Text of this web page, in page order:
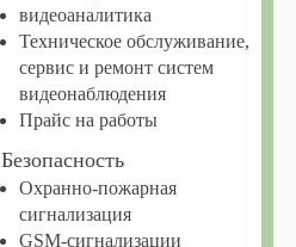
видеоаналитика
Техническое обслуживание,
сервис и ремонт систем
видеонаблюдения
Прайс на работы
Безопасность
Охранно-пожарная
сигнализация
GSM-сигнализации